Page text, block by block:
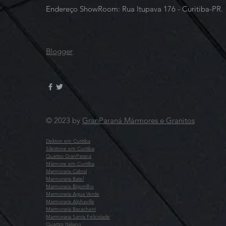
Endereço ShowRoom: Rua Itupava 176 - Curitiba-PR.
Blogger
© 2023 by GranParaná Mármores e Granitos
Dekton em Curitiba
Silestone em Curitiba
Quartzo GranParaná
Mármore em Curitiba
Marmoraria Cabral
Marmoraria Batel
Marmoraria Bigorrilho
Marmoraria Agua Verde
Marmoraria Alphaville
Marmoraria Bacacherri
Marmoraria Santa Felicidade
Quartzo Italiano